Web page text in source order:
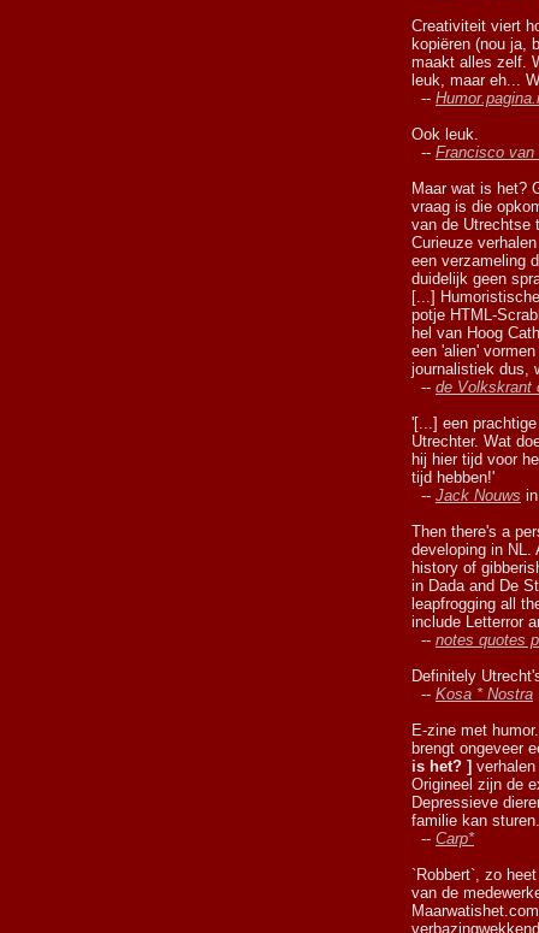
Creativiteit viert
kopiëren (nou ja,
maakt alles zelf.
leuk, maar eh...
--
Ook leuk.
-- Francisco van
Maar wat is het?
vraag is die
van de Utrechtse
Curieuze
een verzameling
duidelijk geen
[...]
potje HTML-
hel van Hoog
een 'alien'
journalistiek dus,
-- de Volkskrant
'[...] een
Utrechter. Wat
hij hier tijd voor
tijd hebben!'
-- Jack Nouws
Then there's a
developing in NL.
history of
in Dada and De
leapfrogging all
include Letterror
-- notes quotes
Definitely
-- Kosa * Nostra
E-zine met
brengt ongeveer
is het? ]
Origineel zijn de
Depressieve
familie kan sturen.
-- Carp*
`Robbert`, zo
van de